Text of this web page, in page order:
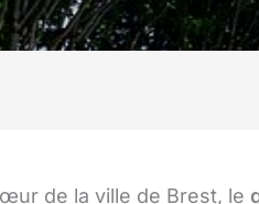
de la ville de Brest, le